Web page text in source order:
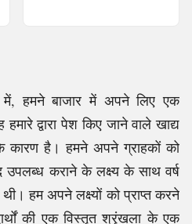
में, हमने बाजार में अपने लिए एक
द्वारा पेश किए जाने वाले खाद्य
के कारण है। हमने अपने ग्राहकों को
उपलब्ध कराने के लक्ष्य के साथ वर्ष
हम अपने लक्ष्यों को प्राप्त करने
की एक विस्तृत श्रृंखला के एक